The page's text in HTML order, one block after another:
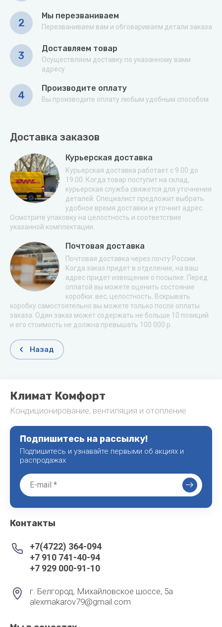
2
Мы перезваниваем
Перезваниваем вам и обговариваем детали заказа
3
Доставляем товар
Осуществляем доставку по указанному вами
адресу
4
Производите оплату
Вы производите оплату любым удобным способом
Доставка заказов
Курьерская доставка
Курьерская доставка работает с 9.00 до
19.00. Когда товар поступит на склад,
курьерская служба свяжется для уточнения
деталей. Специалист предложит выбрать
удобное время доставки и уточнит адрес.
Осмотрите упаковку на целостность и соответствие
указанной комплектации.
Почтовая доставка
Почтовая доставка через почту России.
Когда заказ придет в отделение, на ваш
адрес придет извещение о посылке. Перед
оплатой вы можете оценить состояние
коробки: вес, целостность. Вскрывать
коробку самостоятельно вы можете только после оплаты
заказа. Один заказ может содержать не больше 10 позиций
и его стоимость не должна превышать 100 000 р.
Назад
Климат Комфорт
Кондиционирование, вентиляция и отопление
Подпишитесь на рассылку!
Подпишитесь и узнавайте первыми об акциях и
распродажах
Контакты
+7(4722) 364-094
+7 910 741-40-94
+7 929 000-91-10
г. Белгород, Михайловское шоссе, 5а
alexmakarov79@gmail.com